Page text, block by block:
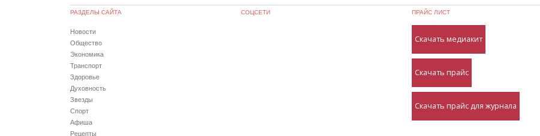
РАЗДЕЛЫ САЙТА
Новости
Общество
Экономика
Транспорт
Здоровье
Духовность
Звезды
Спорт
Афиша
Рецепты
СОЦСЕТИ ПРАЙС ЛИСТ
Скачать медиакит
Скачать прайс
Скачать прайс для журнала